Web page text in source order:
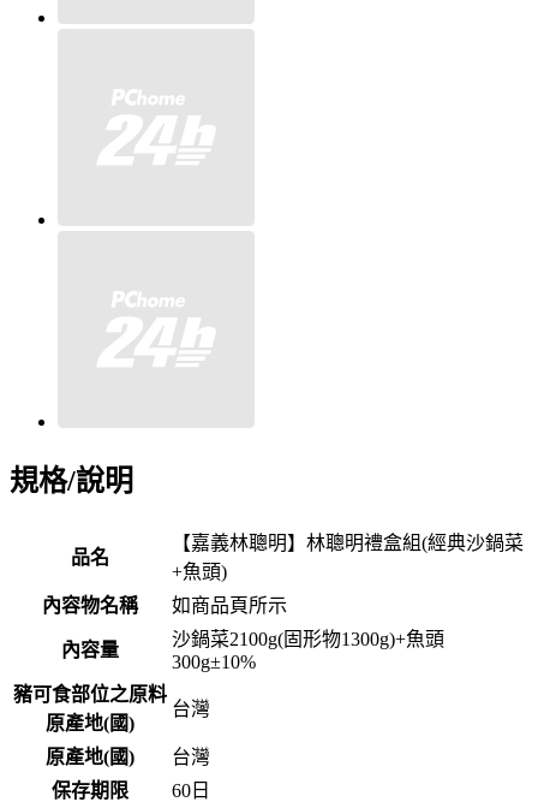
規格/說明
品名
【嘉義林聰明】林聰明禮盒組(經典沙鍋菜
+魚頭)
內容物名稱
如商品頁所示
內容量
沙鍋菜2100g(固形物1300g)+魚頭
300g±10%
豬可食部位之原料
原產地(國)
台灣
原產地(國)
台灣
保存期限
60 日